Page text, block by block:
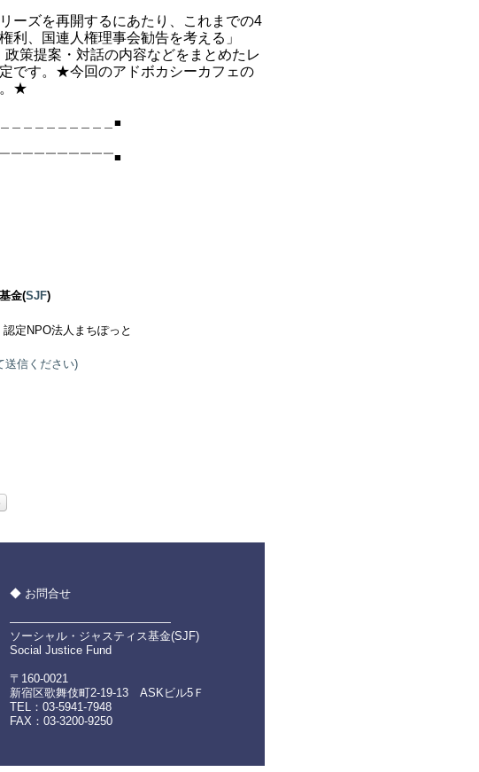
ーズを再開するにあたり、これまでの4
利、国連人権理事会勧告を考える」
策提案・対話の内容などをまとめたレ
です。★今回のアドボカシーカフェの
。★
＿＿＿＿＿＿＿＿＿■
￣￣￣￣￣￣￣￣￣■
金(SJF)
定 NPO法人まちぽっと
送信ください)
◆ お問合せ
――――――――――――――
ソーシャル・ジャスティス基金(SJF)
Social Justice Fund
〒160-0021
新宿区歌舞伎町2-19-13 ASKビル5Ｆ
TEL：03-5941-7948
FAX：03-3200-9250